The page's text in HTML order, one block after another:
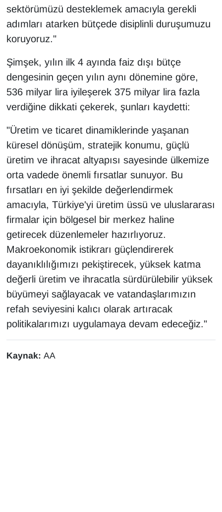
sektörümüzü desteklemek amacıyla gerekli
adımları atarken bütçede disiplinli duruşumuzu
koruyoruz."
Şimşek, yılın ilk 4 ayında faiz dışı bütçe
dengesinin geçen yılın aynı dönemine göre,
536 milyar lira iyileşerek 375 milyar lira fazla
verdiğine dikkati çekerek, şunları kaydetti:
"Üretim ve ticaret dinamiklerinde yaşanan
küresel dönüşüm, stratejik konumu, güçlü
üretim ve ihracat altyapısı sayesinde ülkemize
orta vadede önemli fırsatlar sunuyor. Bu
fırsatları en iyi şekilde değerlendirmek
amacıyla, Türkiye'yi üretim üssü ve uluslararası
firmalar için bölgesel bir merkez haline
getirecek düzenlemeler hazırlıyoruz.
Makroekonomik istikrarı güçlendirerek
dayanıklılığımızı pekiştirecek, yüksek katma
değerli üretim ve ihracatla sürdürülebilir yüksek
büyümeyi sağlayacak ve vatandaşlarımızın
refah seviyesini kalıcı olarak artıracak
politikalarımızı uygulamaya devam edeceğiz."
Kaynak: AA